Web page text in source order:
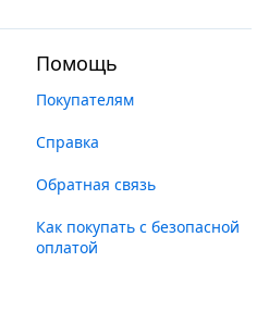
Помощь
Покупателям
Справка
Обратная связь
Как покупать с безопасной
оплатой